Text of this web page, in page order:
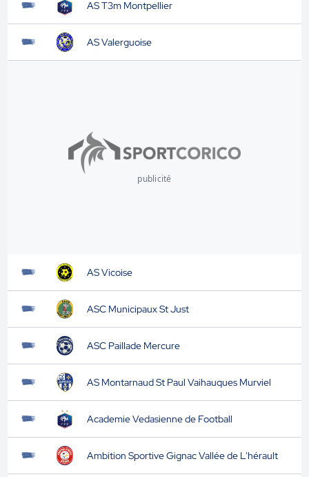
AS T3m Montpellier
AS Valerguoise
publicité
AS Vicoise
ASC Municipaux St Just
ASC Paillade Mercure
AS Montarnaud St Paul Vaihauques Murviel
Academie Vedasienne de Football
Ambition Sportive Gignac Vallée de L'hérault